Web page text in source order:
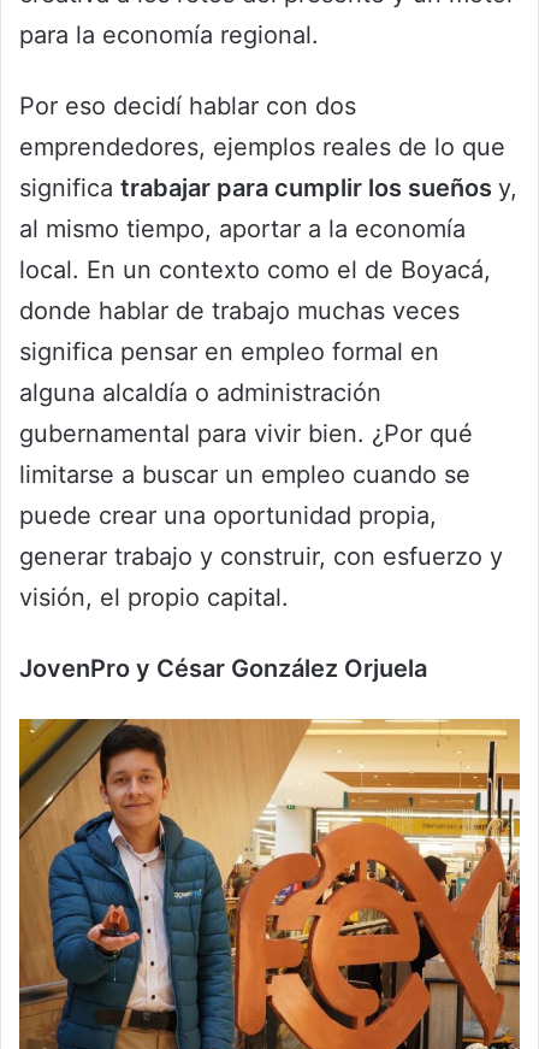
para la economía regional.
Por eso decidí hablar con dos
emprendedores, ejemplos reales de lo que
significa trabajar para cumplir los sueños y,
al mismo tiempo, aportar a la economía
local. En un contexto como el de Boyacá,
donde hablar de trabajo muchas veces
significa pensar en empleo formal en
alguna alcaldía o administración
gubernamental para vivir bien. ¿Por qué
limitarse a buscar un empleo cuando se
puede crear una oportunidad propia,
generar trabajo y construir, con esfuerzo y
visión, el propio capital.
JovenPro y César González Orjuela